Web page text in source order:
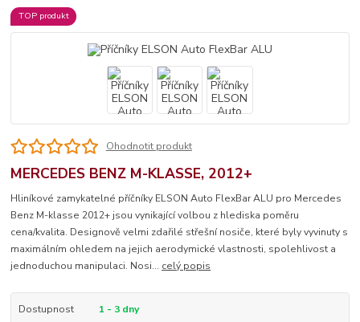
TOP produkt
Ohodnotit produkt
MERCEDES BENZ M-KLASSE, 2012+
Hliníkové zamykatelné příčníky ELSON Auto FlexBar ALU pro Mercedes
Benz M-klasse 2012+ jsou vynikající volbou z hlediska poměru
cena/kvalita. Designově velmi zdařilé střešní nosiče, které byly vyvinuty s
maximálním ohledem na jejich aerodymické vlastnosti, spolehlivost a
jednoduchou manipulaci. Nosi... celý popis
Dostupnost 1 - 3 dny